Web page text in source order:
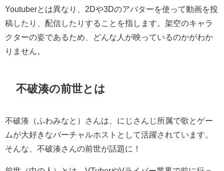
Youtuberとは異なり、2Dや3Dのアバターを使って動画を投
稿したり、配信したりすることを指します。架空のキャラ
クターの姿であるため、どんな人が映っているのかがわか
りません。
不破湊の前世とは
不破湊（ふわみなと）さんは、にじさんじ所属で歌とゲー
ムが大好きなバーチャルホストとして活躍されています。
そんな、不破湊さんの前世が話題に！